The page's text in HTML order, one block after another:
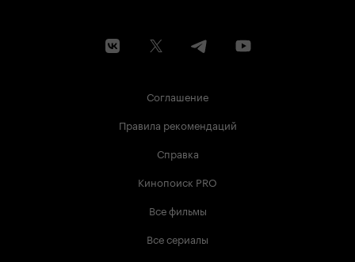
Соглашение
Правила рекомендаций
Справка
Кинопоиск PRO
Все фильмы
Все сериалы